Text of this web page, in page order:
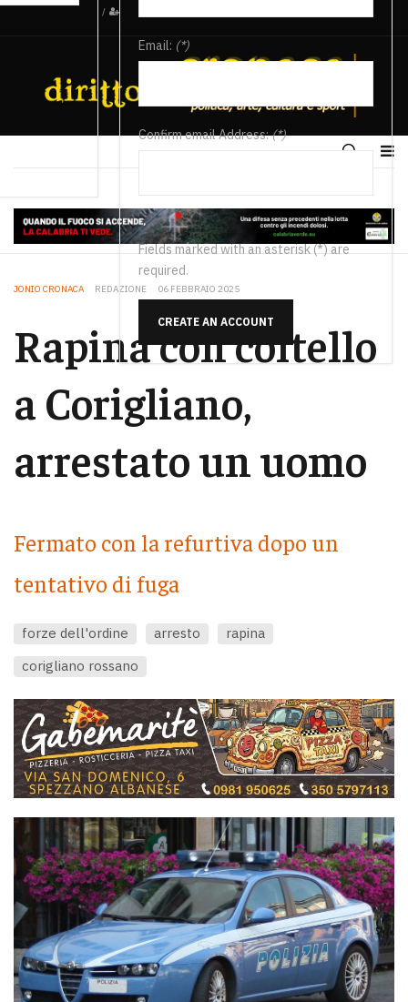
/
Email: (*)
Confirm email Address:(*)
Fields marked with an asterisk (*) are
required.
CREATE AN ACCOUNT
JONIO CRONACA REDAZIONE 06 FEBBRAIO 2025
Rapina con coltello
a Corigliano,
arrestato un uomo
Fermato con la refurtiva dopo un
tentativo di fuga
forze dell'ordine arresto
rapina
corigliano rossano